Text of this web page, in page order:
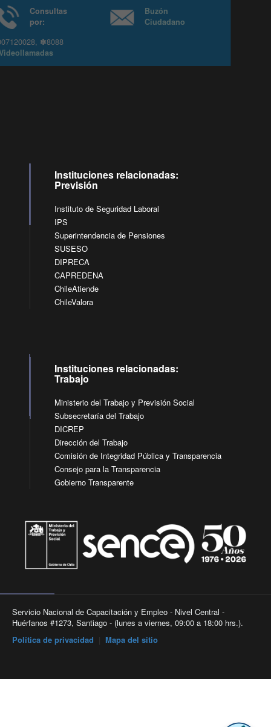
Consultas
6007120028, ✽8088
yVideollamadas
Ciudadano
Instituciones relacionadas:
Previsión
Instituto de Seguridad Laboral
IPS
Superintendencia de Pensiones
SUSESO
DIPRECA
CAPREDENA
ChileAtiende
ChileValora
Instituciones relacionadas:
Trabajo
Ministerio del Trabajo y Previsión Social
Subsecretaría del Trabajo
DICREP
Dirección del Trabajo
Comisión de Integridad Pública y Transparencia
Consejo para la Transparencia
Gobierno Transparente
Servicio Nacional de Capacitación y Empleo - Nivel Central -
Huérfanos #1273, Santiago - (lunes a viernes, 09:00 a 18:00 hrs.).
Política de privacidad
Mapa del sitio